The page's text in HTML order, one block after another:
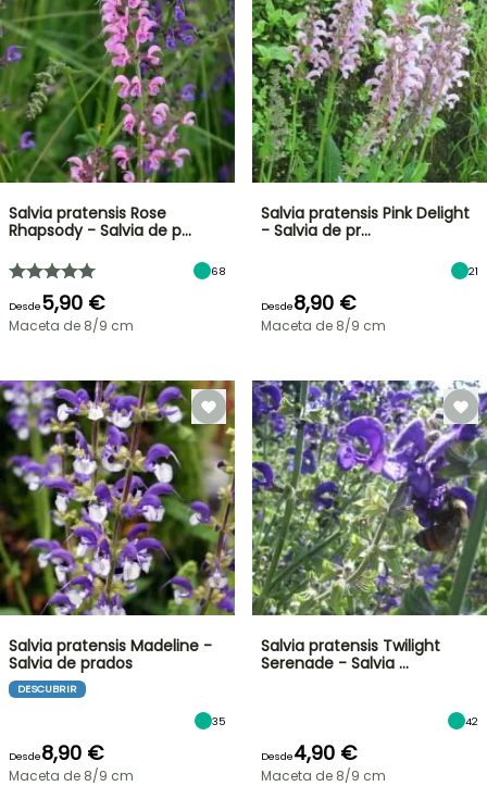
Salvia pratensis Rose
Rhapsody - Salvia de p…
68
Desde5,90 €
Maceta de 8/9 cm
Salvia pratensis Pink Delight
- Salvia de pr…
21
Desde8,90 €
Maceta de 8/9 cm
Salvia pratensis Madeline -
Salvia de prados
DESCUBRIR
35
Desde8,90 €
Maceta de 8/9 cm
Salvia pratensis Twilight
Serenade - Salvia …
42
Desde4,90 €
Maceta de 8/9 cm